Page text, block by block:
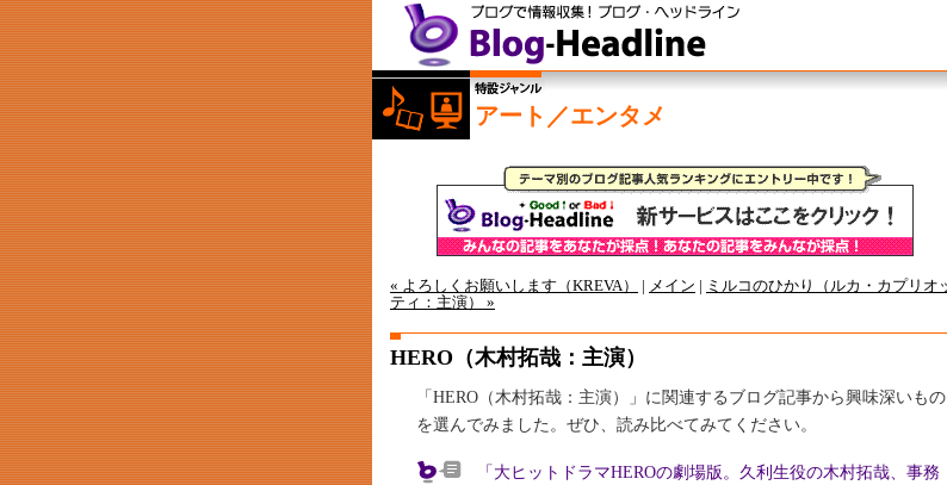
アート／エンタメ
« よろしくお願いします（KREVA） メイン
ミルコのひかり（ルカ・カプリオ
ティ：主演） »
HERO（木村拓哉：主演）
「HERO（木村拓哉：主演）」に関連するブログ記事から興味深いもの
を選んでみました。ぜひ、読み比べてみてください。
「大ヒットドラマHEROの劇場版。久利生役の木村拓哉、事務